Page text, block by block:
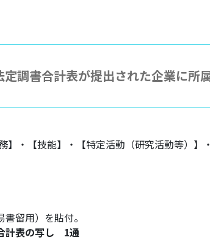
調書合計表が提出された企業に所
・【技能】・【特定活動（研究活動等）】
留用）を貼付。
計表の写し 1通